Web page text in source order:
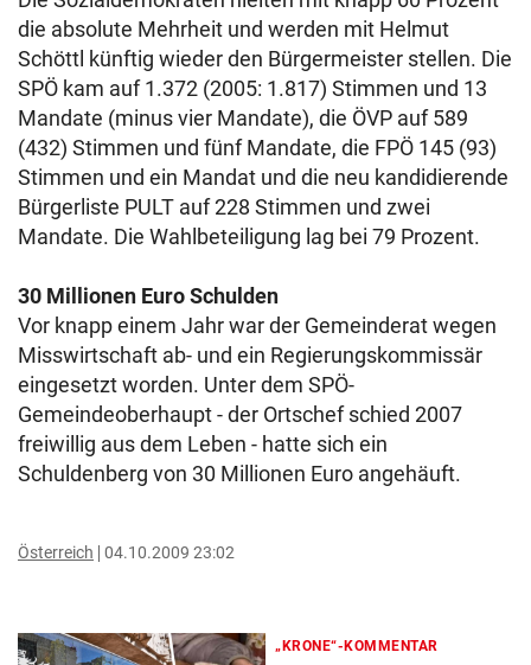
die absolute Mehrheit und werden mit Helmut
Schöttl künftig wieder den Bürgermeister stellen. Die
SPÖ kam auf 1.372 (2005: 1.817) Stimmen und 13
Mandate (minus vier Mandate), die ÖVP auf 589
(432) Stimmen und fünf Mandate, die FPÖ 145 (93)
Stimmen und ein Mandat und die neu kandidierende
Bürgerliste PULT auf 228 Stimmen und zwei
Mandate. Die Wahlbeteiligung lag bei 79 Prozent.
30 Millionen Euro Schulden
Vor knapp einem Jahr war der Gemeinderat wegen
Misswirtschaft ab- und ein Regierungskommissär
eingesetzt worden. Unter dem SPÖ-
Gemeindeoberhaupt - der Ortschef schied 2007
freiwillig aus dem Leben - hatte sich ein
Schuldenberg von 30 Millionen Euro angehäuft.
Österreich 04.10.2009 23:02
„KRONE“-KOMMENTAR